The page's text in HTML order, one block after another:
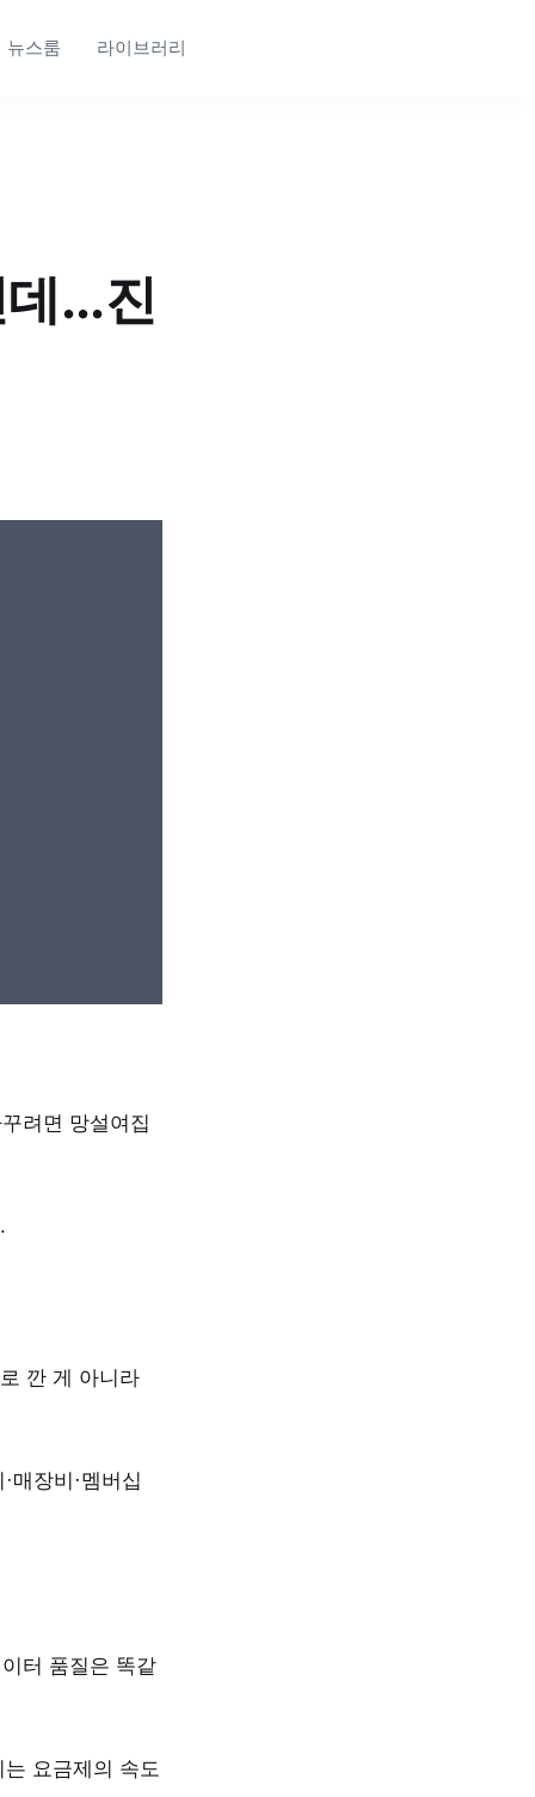
뉴스룸 라이브러리
...진
려면 망설여집
깐 게 아니라
매장비·멤버십
터 품질은 똑같
요금제의 속도